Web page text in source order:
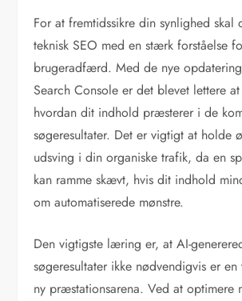
For at fremtidssikre din synlighed skal
teknisk SEO med en stærk forståelse
brugeradfærd. Med de nye
Search Console er det blevet lettere
hvordan dit indhold præsterer i de
søgeresultater. Det er vigtigt at holde
udsving i din organiske trafik, da en
kan ramme skævt, hvis dit indhold
om automatiserede mønstre.
Den vigtigste læring er, at AI-
søgeresultater ikke nødvendigvis er en
ny præstationsarena. Ved at optimere